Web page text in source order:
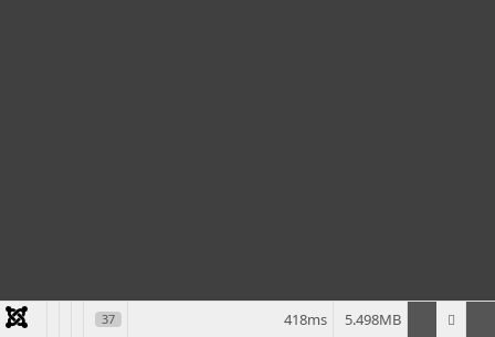
37 5.498MB
418ms